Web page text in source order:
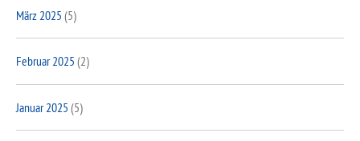
März 2025 (5)
Februar 2025 (2)
Januar 2025 (5)